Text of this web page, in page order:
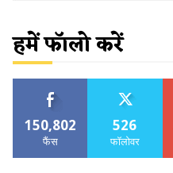
हमें फॉलो करें
150,802
फैंस
526
फॉलोवर